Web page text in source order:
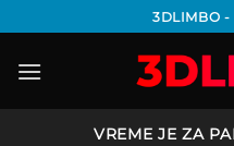
na
sadržaj
3DLIMBO -
VREME JE ZA